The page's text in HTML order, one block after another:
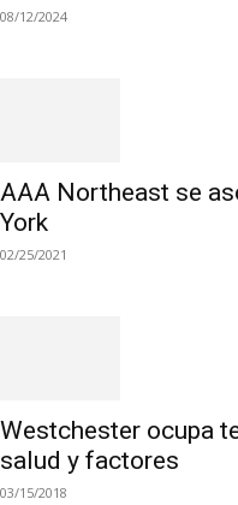
08/12/2024
AAA Northeast se
York
02/25/2021
Westchester ocupa
salud y factores
03/15/2018